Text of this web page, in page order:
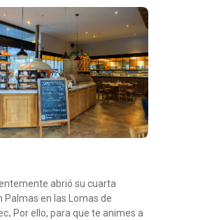
abrió su cuarta
Palmas en las Lomas de
. Por ello, para que te animes a